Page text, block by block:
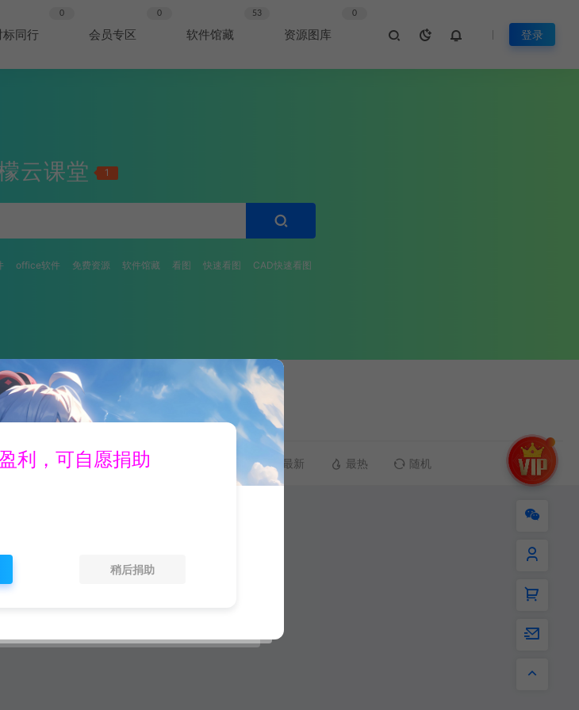
标同行
0
会员专区
0
软件馆藏
53
资源图库
0
登录
云课堂 1
office软件 免费资源 软件馆藏 看图 快速看图 CAD快速看图
行 会员专区 软件馆藏 资源图库
考试宝典 金考典 魔考大师
升级VIP无限免费下载 最新 最热 随机
利，可自愿捐助
稍后捐助